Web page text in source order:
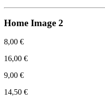
Home Image 2
8,00 €
16,00 €
9,00 €
14,50 €